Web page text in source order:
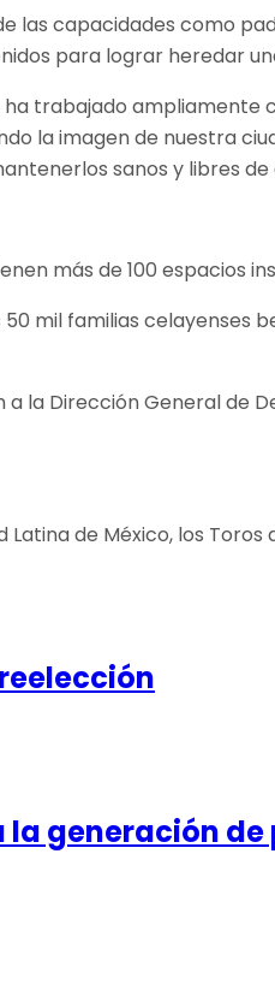
las capacidades como
para lograr heredar
trabajado
la imagen de nuestra
sanos y libres
más de 100 espacios
mil familias
la Dirección General de
de México, los
la generación